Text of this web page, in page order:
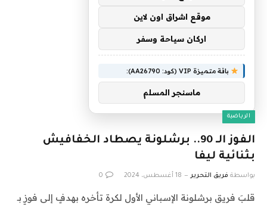
الرياضية
الفوز الـ 90.. برشلونة يصطاد الخفافيش
بثنائية ليفا
بواسطة فريق التحرير 18 أغسطس، 2024 0
قلبَ فريق برشلونة الإسباني الأول لكرة تأخره بهدفٍ إلى فوزٍ بـ
موقع اشراق اون لاين
اركان سياحة وسفر
باقة متميزة VIP (كود: AA26790):
ماسنجر المسلم